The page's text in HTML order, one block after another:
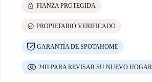
lock FIANZA PROTEGIDA
check_circle PROPIETARIO VERIFICADO
GARANTÍA DE SPOTAHOME
24H PARA REVISAR SU NUEVO HOGAR